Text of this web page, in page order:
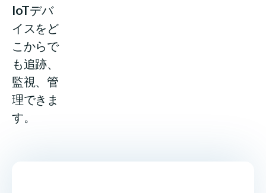
IoTデバ
イスをど
こからで
も追跡、
監視、管
理できま
す。